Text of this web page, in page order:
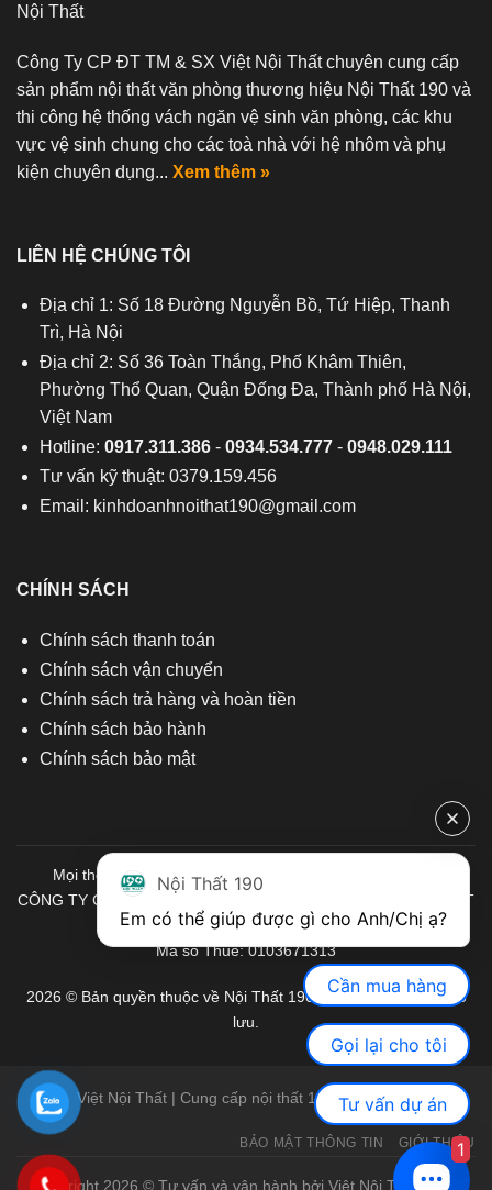
Nội Thất
Công Ty CP ĐT TM & SX Việt Nội Thất chuyên cung cấp
sản phẩm nội thất văn phòng thương hiệu Nội Thất 190 và
thi công hệ thống vách ngăn vệ sinh văn phòng, các khu
vực vệ sinh chung cho các toà nhà với hệ nhôm và phụ
kiện chuyên dụng... Xem thêm »
LIÊN HỆ CHÚNG TÔI
Địa chỉ 1: Số 18 Đường Nguyễn Bồ, Tứ Hiệp, Thanh
Trì, Hà Nội
Địa chỉ 2: Số 36 Toàn Thắng, Phố Khâm Thiên,
Phường Thổ Quan, Quận Đống Đa, Thành phố Hà Nội,
Việt Nam
Hotline: 0917.311.386- 0934.534.777- 0948.029.111
Tư vấn kỹ thuật: 0379.159.456
Email: kinhdoanhnoithat190@gmail.com
CHÍNH SÁCH
Chính sách thanh toán
Chính sách vận chuyển
Chính sách trả hàng và hoàn tiền
Chính sách bảo hành
Chính sách bảo mật
Mọi thông tin quý khách hàng vui lòng liên hệ chúng tôi:
CÔNG TY CỔ PHẦN ĐẦU TƯ THƯƠNG MẠI VÀ SẢN XUẤT VIỆT
NỘI THẤT
Mã số Thuế: 0103671313
2026 © Bản quyền thuộc về Nội Thất 190. Mọi quyền được bảo
lưu.
Việt Nội Thất | Cung cấp nội thất 190 chính hãng
BẢO MẬT THÔNG TIN GIỚI THIỆU
Copyright 2026 © Tư vấn và vận hành bởi Việt Nội Thất |Bàn
Nội Thất 190
Cần mua hàng
Gọi lại cho tôi
Tư vấn dự án
1